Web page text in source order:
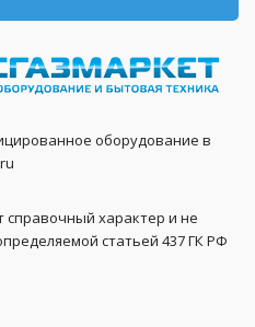
оборудование в
справочный характер и не
статьей 437 ГК РФ